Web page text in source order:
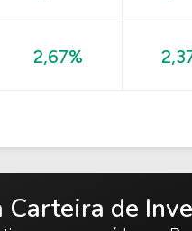
2,67%
Carteira de